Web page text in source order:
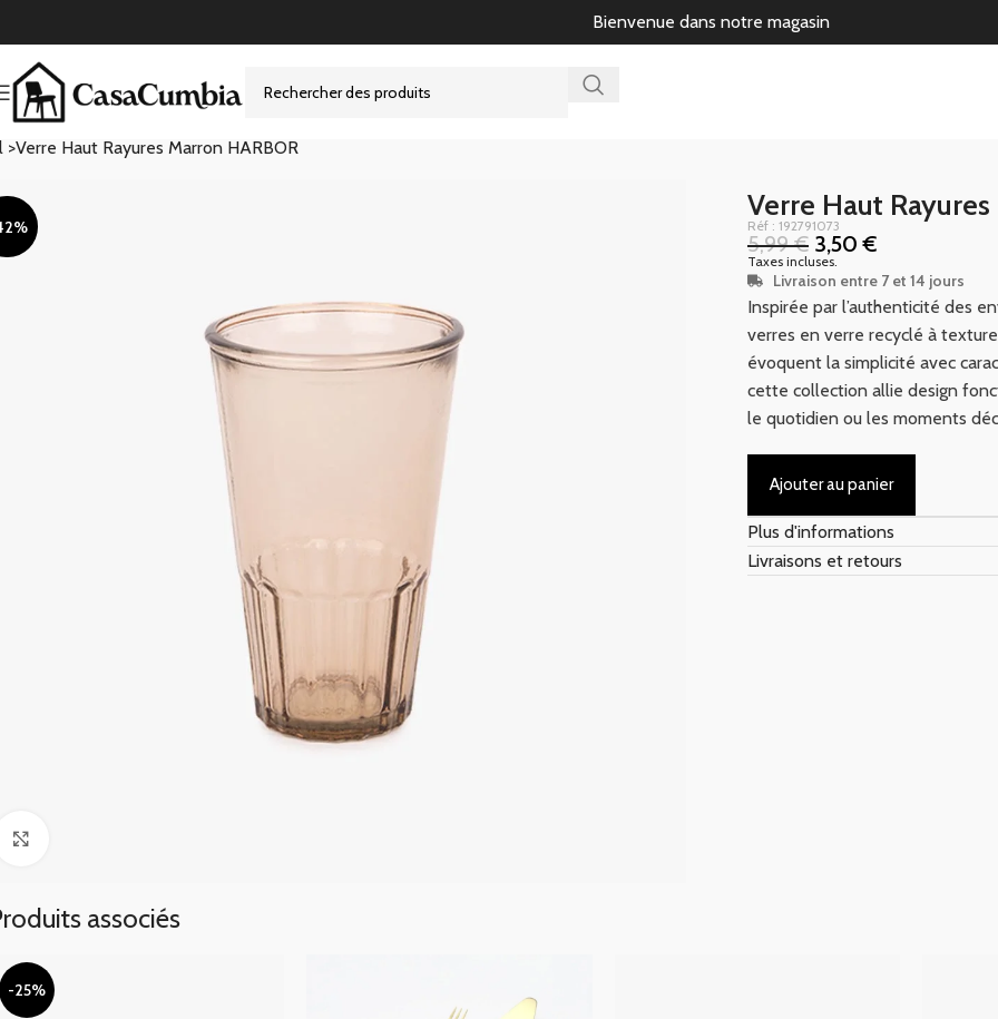
Bienvenue dans notre magasin
>Verre Haut Rayures Marron HARBOR
Verre Haut
Réf : 192791073
5,99€ 3,50€
Taxes incluses.
Livraison entre 7 et 14 jours
Inspirée par l’authenticité des
verres en verre recyclé à
évoquent la simplicité avec
cette collection allie design
le quotidien ou les moments
Ajouter au panier
Plus d'informations
Livraisons et retours
associés
-25%